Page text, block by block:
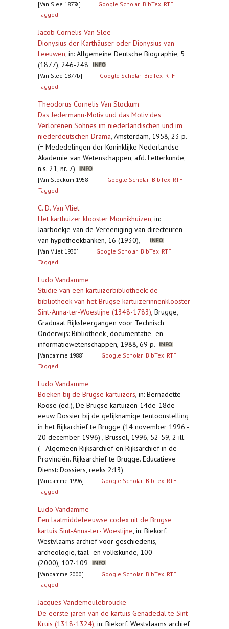
[Van Slee 1877a] Google Scholar BibTex RTF
Tagged
Jacob Cornelis Van Slee
Dionysius der Karthäuser oder Dionysius van
Leeuwen, in: Allgemeine Deutsche Biographie, 5
(1877), 246-248
[Van Slee 1877b] Google Scholar BibTex RTF
Tagged
Theodorus Cornelis Van Stockum
Das Jedermann-Motiv und das Motiv des
Verlorenen Sohnes im niederländischen und im
niederdeutschen Drama, Amsterdam, 1958, 23 p.
(= Mededelingen der Koninklijke Nederlandse
Akademie van Wetenschappen, afd. Letterkunde,
n.s. 21, nr. 7)
[Van Stockum 1958] Google Scholar BibTex RTF
Tagged
C. D. Van Vliet
Het karthuizer klooster Monnikhuizen, in:
Jaarboekje van de Vereeniging van directeuren
van hypotheekbanken, 16 (1930), –
[Van Vliet 1930] Google Scholar BibTex RTF
Tagged
Ludo Vandamme
Studie van een kartuizerbibliotheek: de
bibliotheek van het Brugse kartuizerinnenklooster
Sint-Anna-ter-Woestijne (1348-1783), Brugge,
Graduaat Rijksleergangen voor Technisch
Onderwijs: Bibliotheek-, documentatie- en
informatiewetenschappen, 1988, 69 p.
[Vandamme 1988] Google Scholar BibTex RTF
Tagged
Ludo Vandamme
Boeken bij de Brugse kartuizers, in: Bernadette
Roose (ed.), De Brugse kartuizen 14de-18de
eeuw. Dossier bij de gelijknamige tentoonstelling
in het Rijkarchief te Brugge (14 november 1996 -
20 december 1996) , Brussel, 1996, 52-59, 2 ill.
(= Algemeen Rijksarchief en Rijksarchief in de
Provinciën. Rijksarchief te Brugge. Educatieve
Dienst: Dossiers, reeks 2:13)
[Vandamme 1996] Google Scholar BibTex RTF
Tagged
Ludo Vandamme
Een laatmiddeleeuwse codex uit de Brugse
kartuis Sint-Anna-ter- Woestijne, in: Biekorf.
Westvlaams archief voor geschiedenis,
archeologie, taal- en volkskunde, 100
(2000), 107-109
[Vandamme 2000] Google Scholar BibTex RTF
Tagged
Jacques Vandemeulebroucke
De eerste jaren van de kartuis Genadedal te Sint-
Kruis (1318-1324), in: Biekorf. Westvlaams archief